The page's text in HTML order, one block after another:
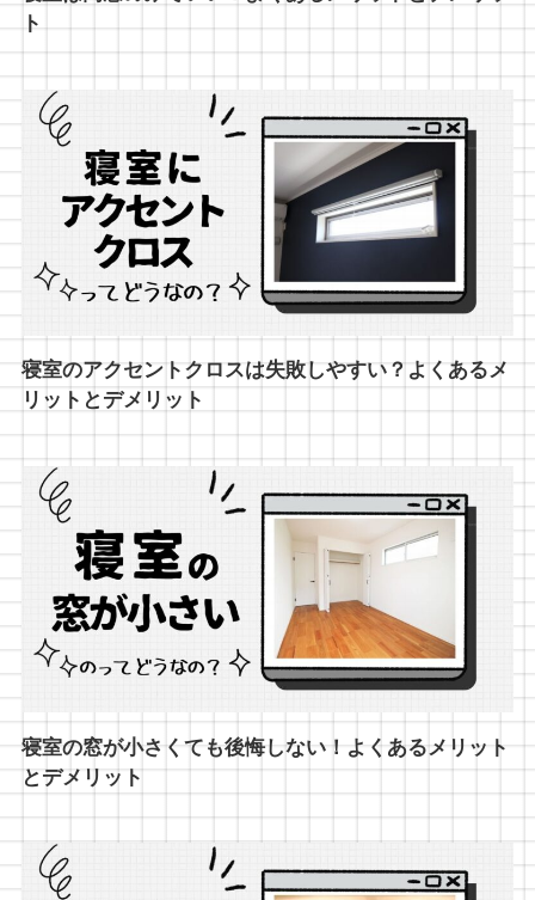
ト
寝室のアクセントクロスは失敗しやすい？よくあるメ
リットとデメリット
寝室の窓が小さくても後悔しない！よくあるメリット
とデメリット